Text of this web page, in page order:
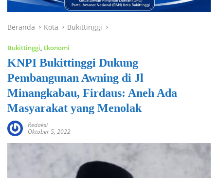
Beranda Kota Bukittinggi
Bukittinggi Ekonomi
KNPI Bukittinggi Dukung
Pembangunan Awning di Jl
Minangkabau, Firdaus: Aneh Ada
Masyarakat yang Menolak
Redaksi
Oktober 5, 2022